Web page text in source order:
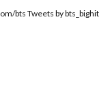
bts Tweets by bts_bighit